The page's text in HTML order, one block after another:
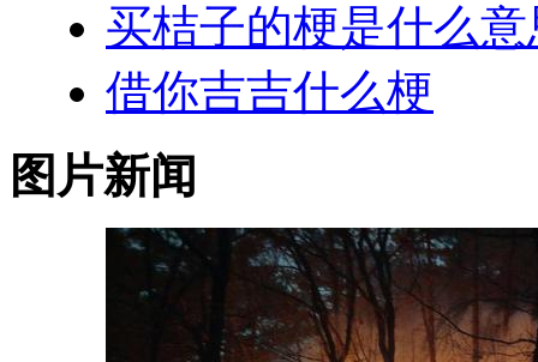
买桔子的梗是什么意
借你吉吉什么梗
图片新闻